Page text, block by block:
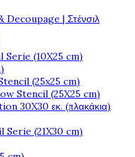
Decoupage | Στένσιλ
Serie (10X25 cm)
(25x25 cm)
Stencil (25X25 cm)
30X30 εκ. (πλακάκια)
Serie (21X30 cm)